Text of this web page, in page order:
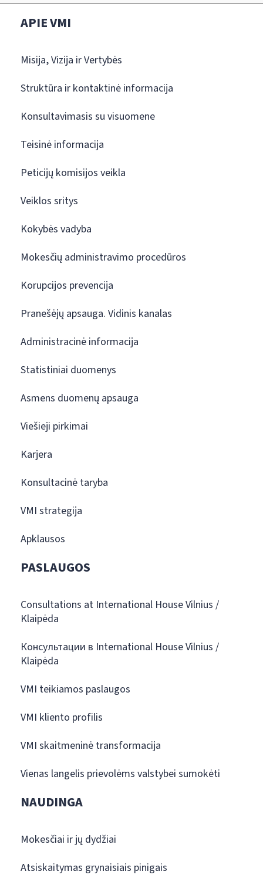
APIE VMI
Misija, Vizija ir Vertybės
Struktūra ir kontaktinė informacija
Konsultavimasis su visuomene
Teisinė informacija
Peticijų komisijos veikla
Veiklos sritys
Kokybės vadyba
Mokesčių administravimo procedūros
Korupcijos prevencija
Pranešėjų apsauga. Vidinis kanalas
Administracinė informacija
Statistiniai duomenys
Asmens duomenų apsauga
Viešieji pirkimai
Karjera
Konsultacinė taryba
VMI strategija
Apklausos
PASLAUGOS
Consultations at International House Vilnius /
Klaipėda
Консультации в International House Vilnius /
Klaipėda
VMI teikiamos paslaugos
VMI kliento profilis
VMI skaitmeninė transformacija
Vienas langelis prievolėms valstybei sumokėti
NAUDINGA
Mokesčiai ir jų dydžiai
Atsiskaitymas grynaisiais pinigais